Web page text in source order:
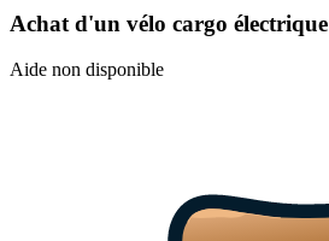
Achat d'un vélo cargo électrique
Aide non disponible